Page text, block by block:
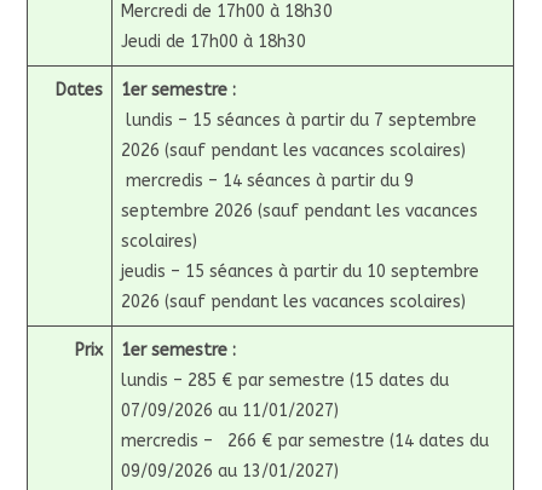
Mercredi de 17h00 à 18h30
Jeudi de 17h00 à 18h30
Dates
1er semestre :
lundis – 15 séances à partir du 7 septembre
2026 (sauf pendant les vacances scolaires)
mercredis – 14 séances à partir du 9
septembre 2026 (sauf pendant les vacances
scolaires)
jeudis – 15 séances à partir du 10 septembre
2026 (sauf pendant les vacances scolaires)
Prix
1er semestre :
lundis – 285 € par semestre (15 dates du
07/09/2026 au 11/01/2027)
mercredis – 266 € par semestre (14 dates du
09/09/2026 au 13/01/2027)